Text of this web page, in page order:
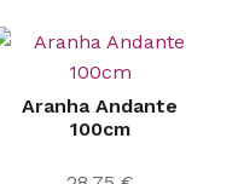
Aranha Andante
100cm